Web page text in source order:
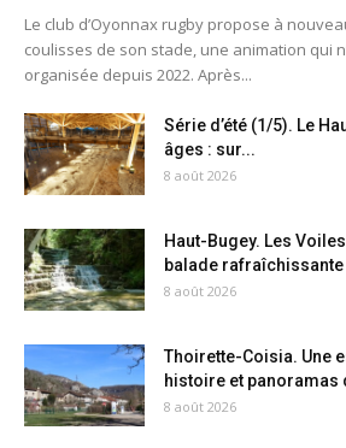
Le club d’Oyonnax rugby propose à
coulisses de son stade, une animation qui
organisée depuis 2022. Après...
Série d’été (1/5). Le
âges : sur...
8 août 2026
Haut-Bugey. Les
balade rafraîchissante
8 août 2026
Thoirette-Coisia. Une
histoire et panoramas
8 août 2026